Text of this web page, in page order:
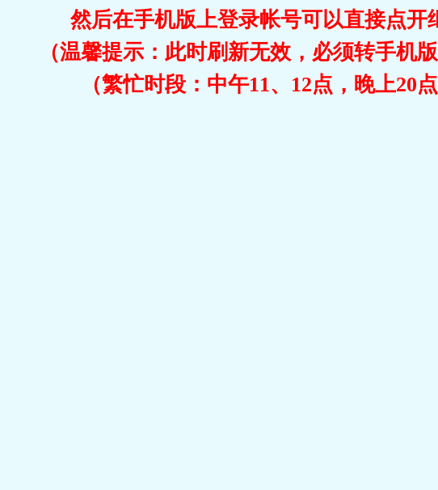
然后在手机版上登录帐号可以直接点开
（温馨提示：此时刷新无效，必须转手机版
（繁忙时段：中午11、12点，晚上20点